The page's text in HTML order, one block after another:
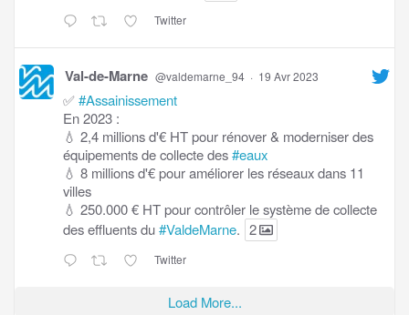
Twitter
Val-de-Marne @valdemarne_94 · 19 Avr 2023
✅#Assainissement
En 2023 :
💧 2,4 millions d'€ HT pour rénover & moderniser des
équipements de collecte des#eaux
💧 8 millions d'€ pour améliorer les réseaux dans 11
villes
💧 250.000 € HT pour contrôler le système de collecte
des effluents du#ValdeMarne. 2
Twitter
Load More...